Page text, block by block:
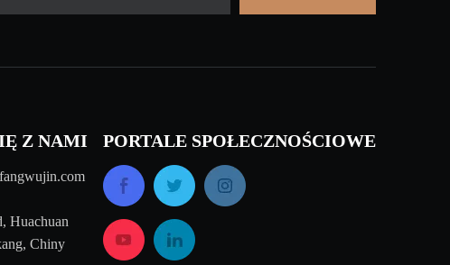
Z NAMI
Huachuan
Chiny
PORTALE SPOŁECZNOŚCIOWE